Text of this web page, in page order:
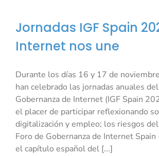
Jornadas IGF Spain
Internet nos une
Durante los días 16 y 17 de
han celebrado las jornadas anuales
Gobernanza de Internet (IGF Spain
el placer de participar reflexionando
digitalización y empleo; los riesgos
Foro de Gobernanza de Internet Spain
el capítulo español del [...]